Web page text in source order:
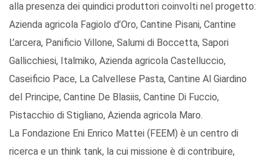
alla presenza dei quindici produttori coinvolti nel progetto:
Azienda agricola Fagiolo d’Oro, Cantine Pisani, Cantine
L’arcera, Panificio Villone, Salumi di Boccetta, Sapori
Gallicchiesi, Italmiko, Azienda agricola Castelluccio,
Caseificio Pace, La Calvellese Pasta, Cantine Al Giardino
del Principe, Cantine De Blasiis, Cantine Di Fuccio,
Pistacchio di Stigliano, Azienda agricola Maro.
La Fondazione Eni Enrico Mattei (FEEM) è un centro di
ricerca e un think tank, la cui missione è di contribuire,